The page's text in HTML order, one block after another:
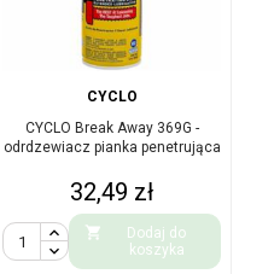
CYCLO
CYCLO Break Away 369G -
odrdzewiacz pianka penetrująca
Cena
32,49 zł

Dodaj do
koszyka